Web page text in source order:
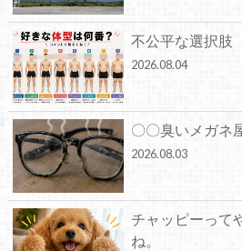
不公平な選択肢
2026.08.04
〇〇臭いメガネ
2026.08.03
チャッピーって
ね。